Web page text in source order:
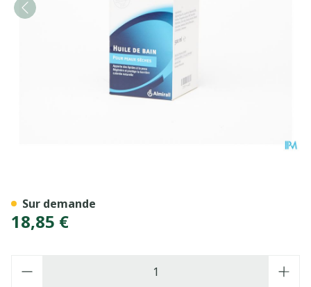
18,85 €
Sur demande